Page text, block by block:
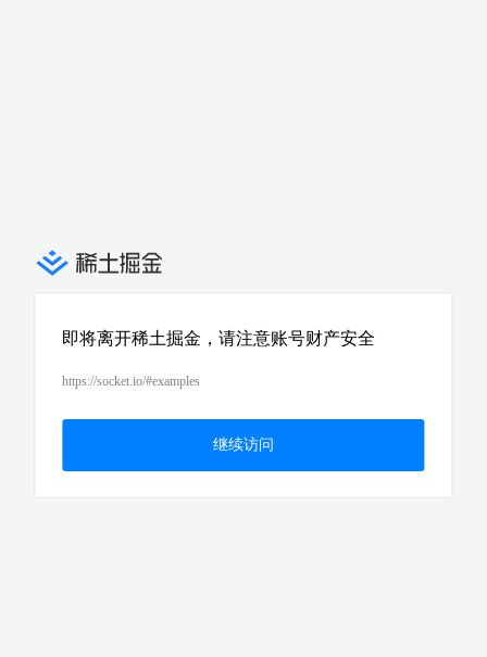
即将离开稀土掘金，请注意账号财产安全
https://socket.io/#examples
继续访问